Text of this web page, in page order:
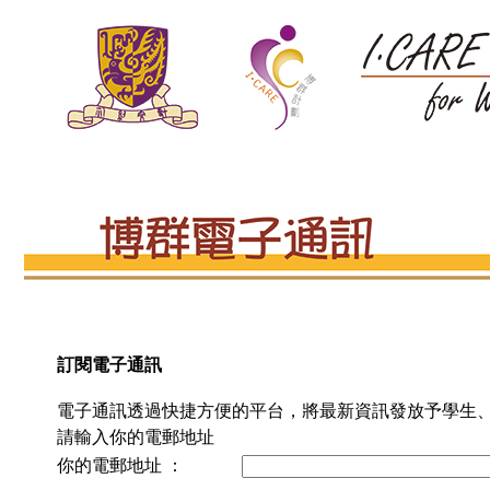
訂閱電子通訊
電子通訊透過快捷方便的平台，將最新資訊發放予學生
請輸入你的電郵地址
你的電郵地址 ：